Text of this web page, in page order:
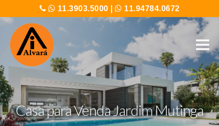
11.3903.5000 11.94784.0672
Casa para Venda Jardim Mutinga